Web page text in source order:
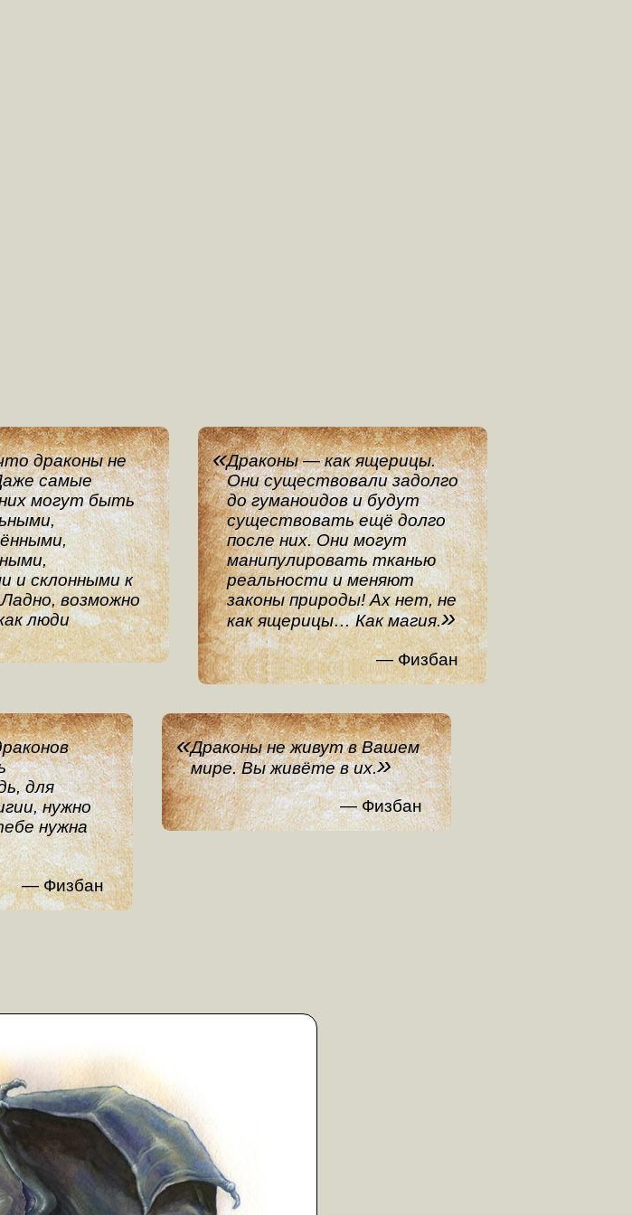
драконы не
самые
могут быть
и склонными к
возможно
люди
Драконы — как ящерицы.
Они существовали задолго
до гуманоидов и будут
существовать ещё долго
после них. Они могут
манипулировать тканью
реальности и меняют
законы природы! Ах нет, не
как ящерицы… Как магия.
Физбан
для
нужно
нужна
Физбан
Драконы не живут в Вашем
мире. Вы живёте в их.
Физбан